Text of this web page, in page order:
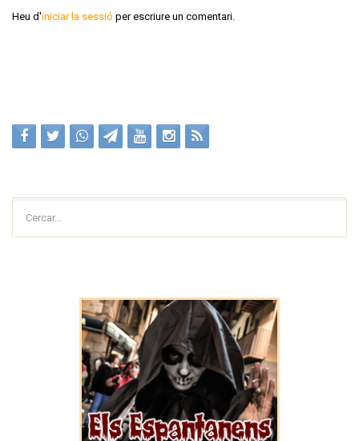
Heu d'iniciar la sessió per escriure un comentari.